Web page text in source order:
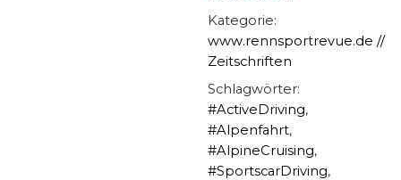
Kategorie:
www.rennsportrevue.de //
Zeitschriften
Schlagwörter:
#ActiveDriving,
#Alpenfahrt,
#AlpineCruising,
#SportscarDriving,